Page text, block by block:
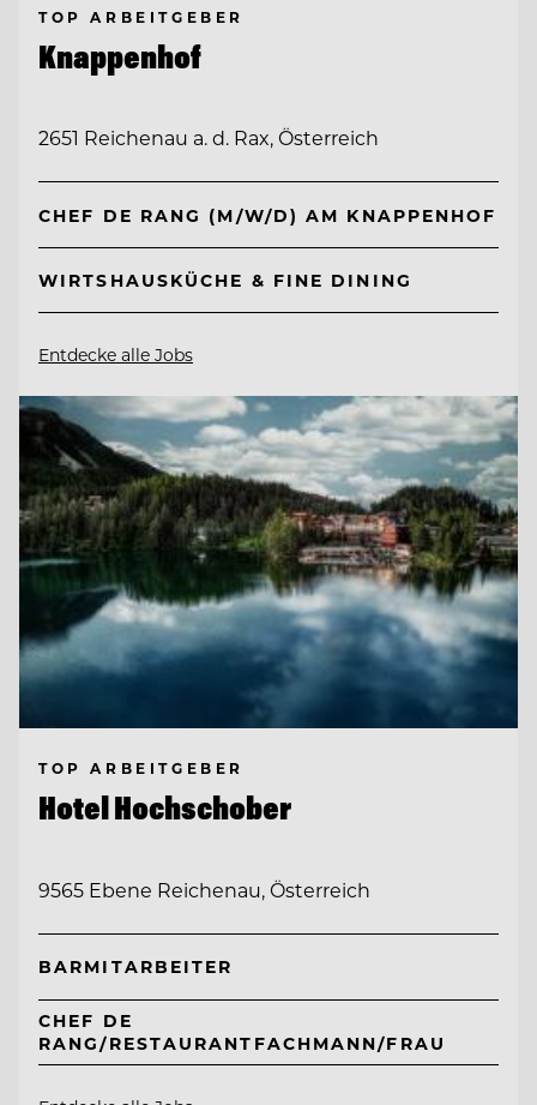
TOP ARBEITGEBER
Knappenhof
2651 Reichenau a. d. Rax, Österreich
CHEF DE RANG (M/W/D) AM KNAPPENHOF
WIRTSHAUSKÜCHE & FINE DINING
Entdecke alle Jobs
TOP ARBEITGEBER
Hotel Hochschober
9565 Ebene Reichenau, Österreich
BARMITARBEITER
CHEF DE
RANG/RESTAURANTFACHMANN/FRAU